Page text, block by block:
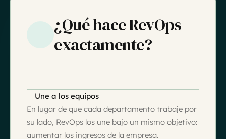
¿Qué hace RevOps
exactamente?
Une a los equipos
En lugar de que cada departamento trabaje por
su lado, RevOps los une bajo un mismo objetivo:
aumentar los ingresos de la empresa.